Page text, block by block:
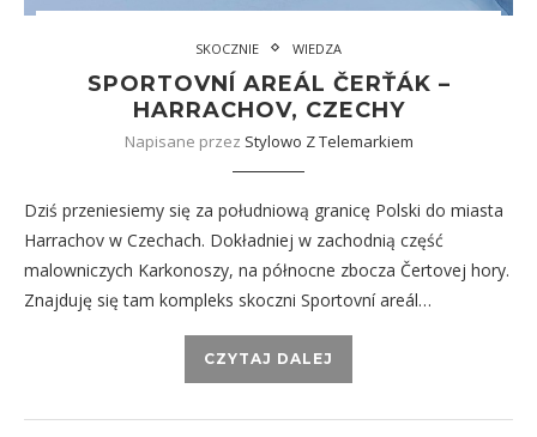
SKOCZNIE WIEDZA
SPORTOVNÍ AREÁL ČERŤÁK –
HARRACHOV, CZECHY
Napisane przez Stylowo Z Telemarkiem
Dziś przeniesiemy się za południową granicę Polski do miasta
Harrachov w Czechach. Dokładniej w zachodnią część
malowniczych Karkonoszy, na północne zbocza Čertovej hory.
Znajduję się tam kompleks skoczni Sportovní areál…
CZYTAJ DALEJ